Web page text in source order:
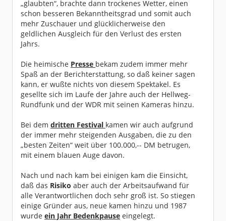
„glaubten“, brachte dann trockenes Wetter, einen
schon besseren Bekanntheitsgrad und somit auch
mehr Zuschauer und glücklicherweise den
geldlichen Ausgleich für den Verlust des ersten
Jahrs.
Die heimische Presse bekam zudem immer mehr
Spaß an der Berichterstattung, so daß keiner sagen
kann, er wußte nichts von diesem Spektakel. Es
gesellte sich im Laufe der Jahre auch der Hellweg-
Rundfunk und der WDR mit seinen Kameras hinzu.
Bei dem dritten Festival kamen wir auch aufgrund
der immer mehr steigenden Ausgaben, die zu den
„besten Zeiten“ weit über 100.000,-- DM betrugen,
mit einem blauen Auge davon.
Nach und nach kam bei einigen kam die Einsicht,
daß das Risiko aber auch der Arbeitsaufwand für
alle Verantwortlichen doch sehr groß ist. So stiegen
einige Gründer aus, neue kamen hinzu und 1987
wurde ein Jahr Bedenkpause eingelegt.